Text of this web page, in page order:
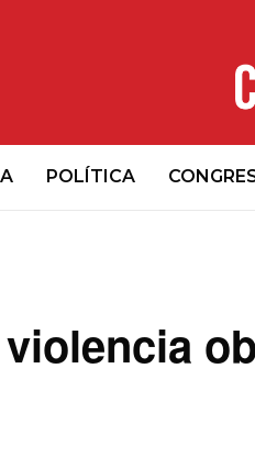
POLÍTICA